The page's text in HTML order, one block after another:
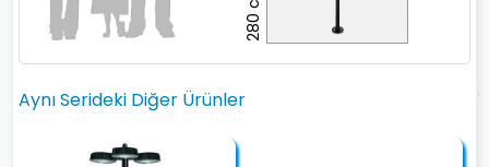
280 cm
Aynı Serideki Diğer Ürünler